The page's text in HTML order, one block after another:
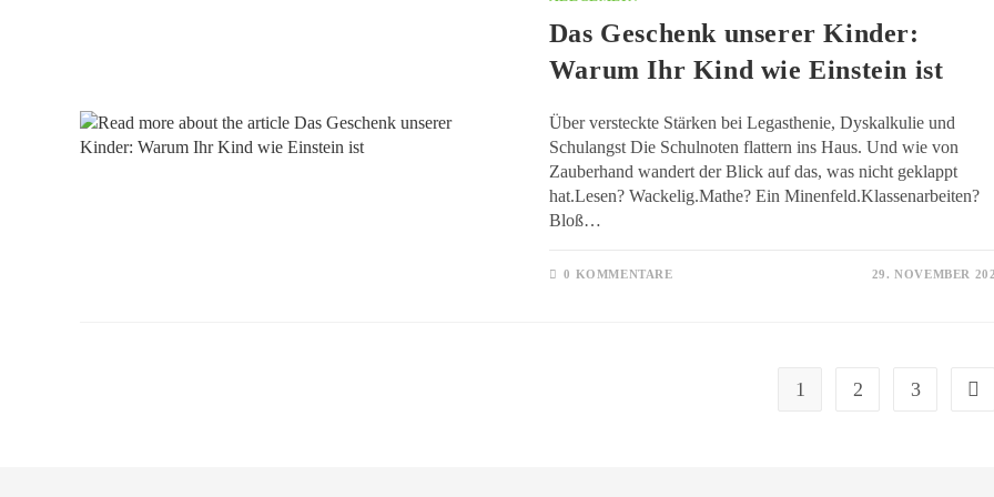
Das Geschenk unserer Kinder:
Warum Ihr Kind wie Einstein ist
Über versteckte Stärken bei Legasthenie, Dyskalkulie und
Schulangst Die Schulnoten flattern ins Haus. Und wie von
Zauberhand wandert der Blick auf das, was nicht geklappt
hat.Lesen? Wackelig.Mathe? Ein Minenfeld.Klassenarbeiten?
Bloß…
0 KOMMENTARE 29. NOVEMBER
1 2 3